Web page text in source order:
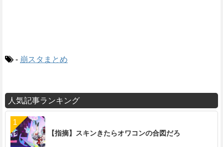
- 崩スタまとめ
人気記事ランキング
【指摘】スキンきたらオワコンの合図だろ